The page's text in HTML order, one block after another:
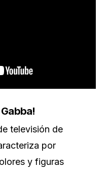
televisión de
por
y figuras